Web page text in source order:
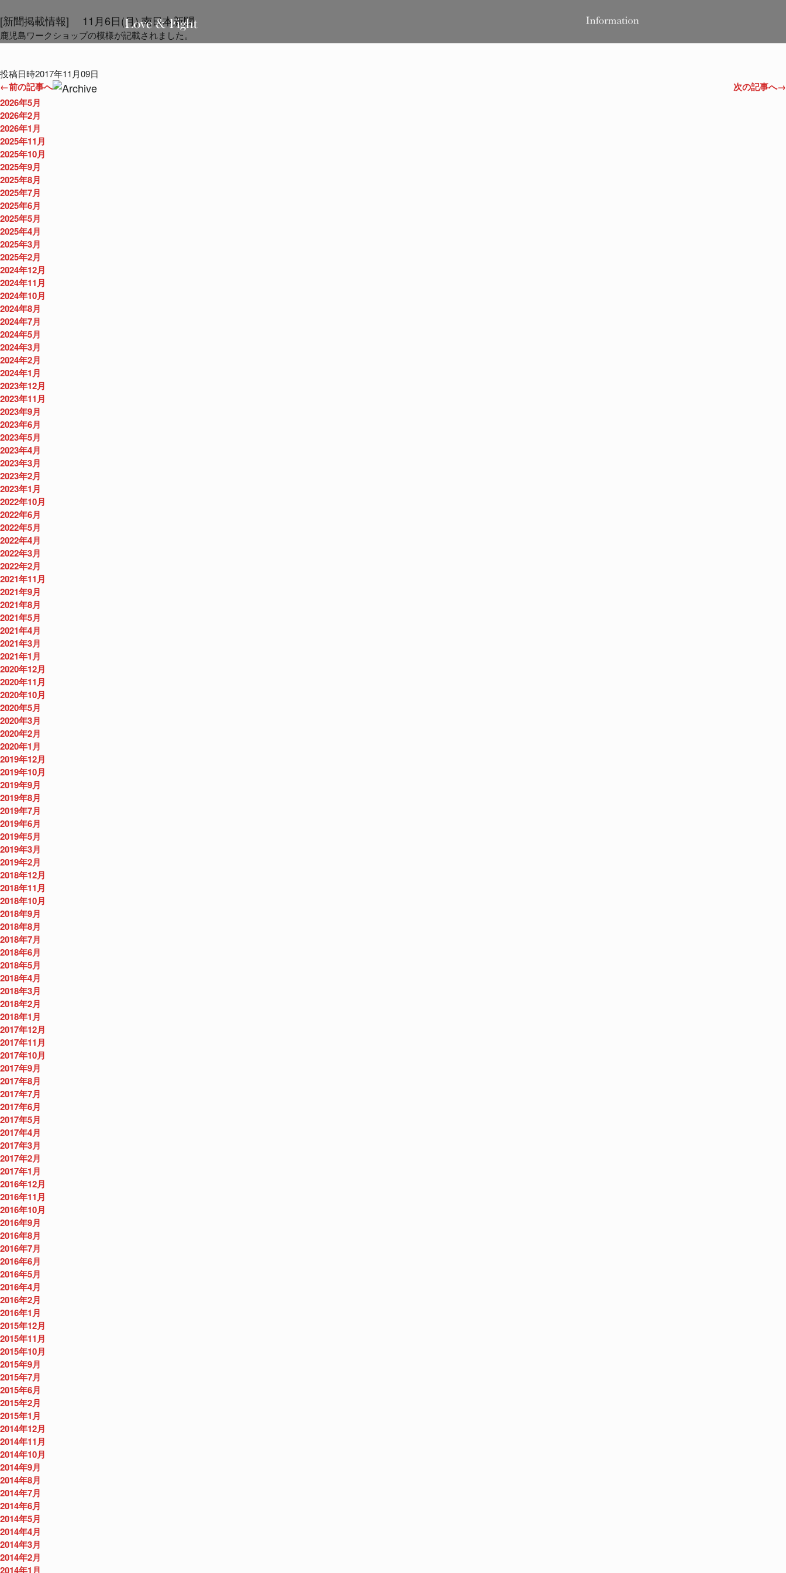
[新聞掲載情報] 11月6日(月) 南日本新聞
鹿児島ワークショップの模様が記載されました。
投稿日時2017年11月09日
←前の記事へ
次の記事へ→
2026年5月
2026年2月
2026年1月
2025年11月
2025年10月
2025年9月
2025年8月
2025年7月
2025年6月
2025年5月
2025年4月
2025年3月
2025年2月
2024年12月
2024年11月
2024年10月
2024年8月
2024年7月
2024年5月
2024年3月
2024年2月
2024年1月
2023年12月
2023年11月
2023年9月
2023年6月
2023年5月
2023年4月
2023年3月
2023年2月
2023年1月
2022年10月
2022年6月
2022年5月
2022年4月
2022年3月
2022年2月
2021年11月
2021年9月
2021年8月
2021年5月
2021年4月
2021年3月
2021年1月
2020年12月
2020年11月
2020年10月
2020年5月
2020年3月
2020年2月
2020年1月
2019年12月
2019年10月
2019年9月
2019年8月
2019年7月
2019年6月
2019年5月
2019年3月
2019年2月
2018年12月
2018年11月
2018年10月
2018年9月
2018年8月
2018年7月
2018年6月
2018年5月
2018年4月
2018年3月
2018年2月
2018年1月
2017年12月
2017年11月
2017年10月
2017年9月
2017年8月
2017年7月
2017年6月
2017年5月
2017年4月
2017年3月
2017年2月
2017年1月
2016年12月
2016年11月
2016年10月
2016年9月
2016年8月
2016年7月
2016年6月
2016年5月
2016年4月
2016年2月
2016年1月
2015年12月
2015年11月
2015年10月
2015年9月
2015年7月
2015年6月
2015年2月
2015年1月
2014年12月
2014年11月
2014年10月
2014年9月
2014年8月
2014年7月
2014年6月
2014年5月
2014年4月
2014年3月
2014年2月
2014年1月